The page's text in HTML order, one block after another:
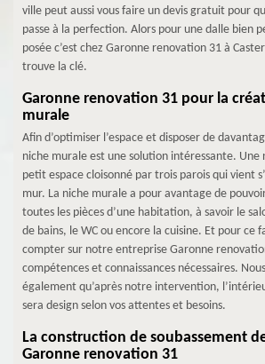
ville peut aussi vous faire un devis gratuit pour
passe à la perfection. Alors pour une dalle bien
posée c’est chez Garonne renovation 31 à
trouve la clé.
Garonne renovation 31 pour la
murale
Afin d’optimiser l’espace et disposer de
niche murale est une solution intéressante. Une
petit espace cloisonné par trois parois qui vient
mur. La niche murale a pour avantage de
toutes les pièces d’une habitation, à savoir le
de bains, le WC ou encore la cuisine. Et pour ce
compter sur notre entreprise Garonne
compétences et connaissances nécessaires.
également qu’après notre intervention,
sera design selon vos attentes et besoins.
La construction de soubassement
Garonne renovation 31